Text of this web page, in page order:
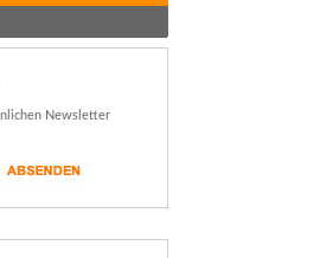
Newsletter